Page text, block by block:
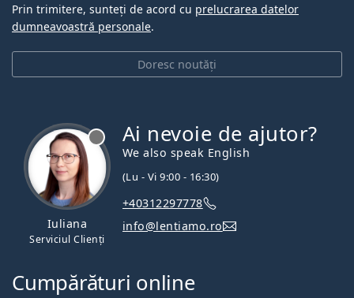
Doresc noutăți
Prin trimitere, sunteți de acord cu prelucrarea datelor
dumneavoastră personale.
Iuliana
Serviciul Clienți
Ai nevoie de ajutor?
We also speak English
(Lu - Vi 9:00 - 16:30)
+40312297778
info@lentiamo.ro
Cumpărături online